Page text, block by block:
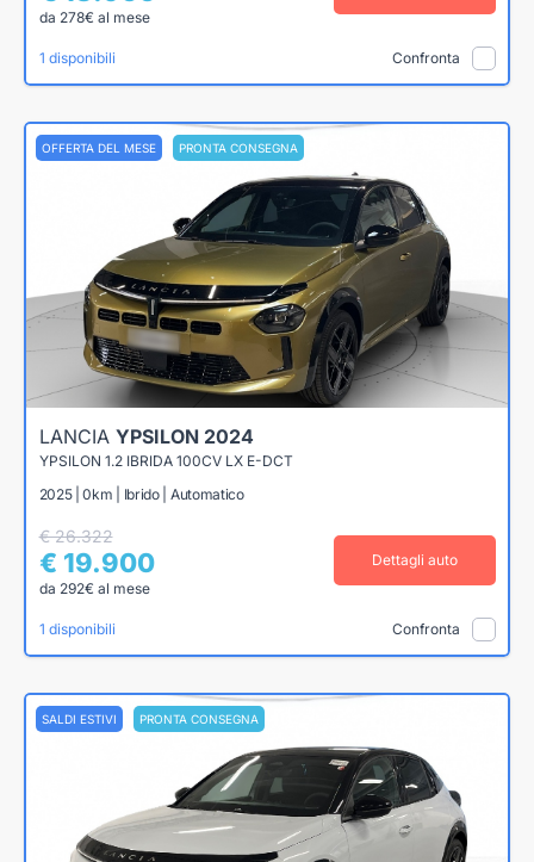
da 278€ al mese
1 disponibili Confronta
OFFERTA DEL MESE PRONTA CONSEGNA
LANCIA YPSILON 2024
YPSILON 1.2 IBRIDA 100CV LX E-DCT
2025 | 0km | Ibrido | Automatico
€ 26.322
€ 19.900
da 292€ al mese
Dettagli auto
1 disponibili Confronta
SALDI ESTIVI PRONTA CONSEGNA